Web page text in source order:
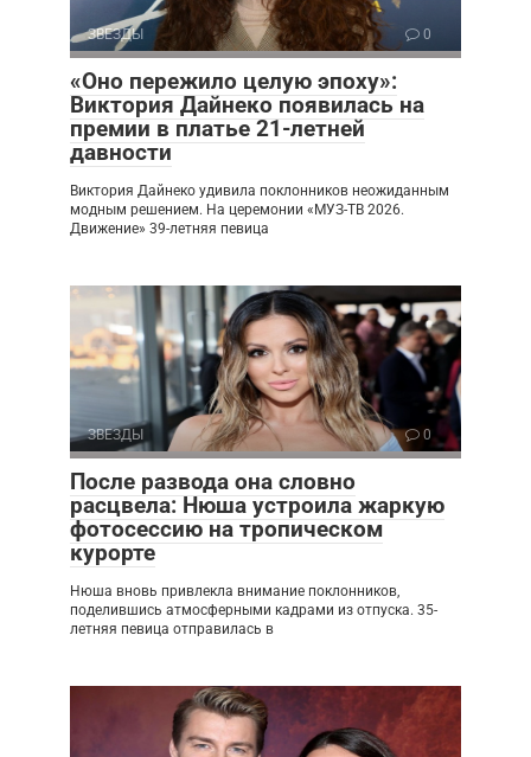
ЗВЕЗДЫ 0
«Оно пережило целую эпоху»:
Виктория Дайнеко появилась на
премии в платье 21-летней
давности
Виктория Дайнеко удивила поклонников неожиданным
модным решением. На церемонии «МУЗ-ТВ 2026.
Движение» 39-летняя певица
ЗВЕЗДЫ 0
После развода она словно
расцвела: Нюша устроила жаркую
фотосессию на тропическом
курорте
Нюша вновь привлекла внимание поклонников,
поделившись атмосферными кадрами из отпуска. 35-
летняя певица отправилась в